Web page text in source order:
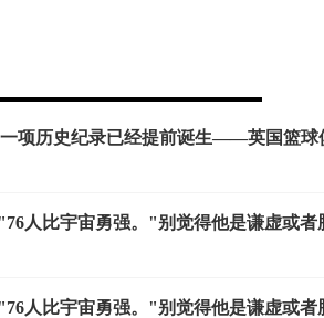
项历史纪录已经提前诞生——英国篮球
人比宇宙勇强。"别觉得他是谦虚或者
人比宇宙勇强。"别觉得他是谦虚或者